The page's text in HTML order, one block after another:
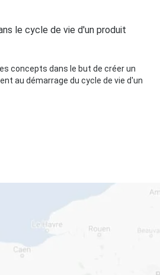
le cycle de vie d'un produit
concepts dans le but de créer un
au démarrage du cycle de vie d'un